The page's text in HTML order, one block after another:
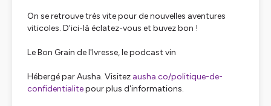
On se retrouve très vite pour de nouvelles aventures
viticoles. D'ici-là éclatez-vous et buvez bon !
Le Bon Grain de l'Ivresse, le podcast vin
Hébergé par Ausha. Visitez ausha.co/politique-de-
confidentialitepour plus d'informations.